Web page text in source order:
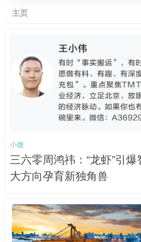
主页
小微
三六零周鸿祎：“龙虾”引
大方向孕育新独角兽